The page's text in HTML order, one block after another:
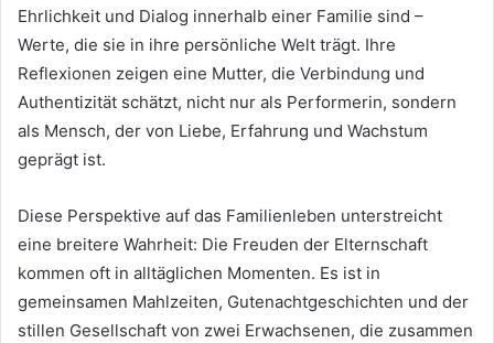
Ehrlichkeit und Dialog innerhalb einer Familie sind –
Werte, die sie in ihre persönliche Welt trägt. Ihre
Reflexionen zeigen eine Mutter, die Verbindung und
Authentizität schätzt, nicht nur als Performerin, sondern
als Mensch, der von Liebe, Erfahrung und Wachstum
geprägt ist.
Diese Perspektive auf das Familienleben unterstreicht
eine breitere Wahrheit: Die Freuden der Elternschaft
kommen oft in alltäglichen Momenten. Es ist in
gemeinsamen Mahlzeiten, Gutenachtgeschichten und der
stillen Gesellschaft von zwei Erwachsenen, die zusammen